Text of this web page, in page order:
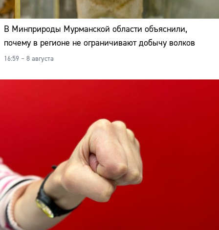
В Минприроды Мурманской области объяснили,
почему в регионе не ограничивают добычу волков
16:59 – 8 августа